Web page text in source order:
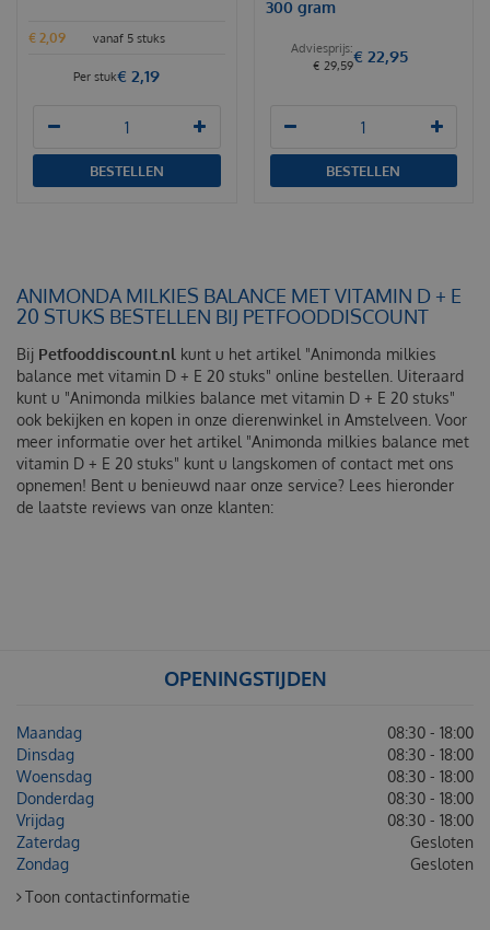
vanaf 5 stuks
€ 2 09
€ 2,19
Per stuk
BESTELLEN
300 gram
€ 29,59€ 22,95
BESTELLEN
ANIMONDA MILKIES BALANCE MET VITAMIN D + E
20 STUKS BESTELLEN BIJ PETFOODDISCOUNT
Bij Petfooddiscount.nl kunt u het artikel "Animonda milkies
balance met vitamin D + E 20 stuks" online bestellen. Uiteraard
kunt u "Animonda milkies balance met vitamin D + E 20 stuks"
ook bekijken en kopen in onze dierenwinkel in Amstelveen. Voor
meer informatie over het artikel "Animonda milkies balance met
vitamin D + E 20 stuks" kunt u langskomen of contact met ons
opnemen! Bent u benieuwd naar onze service? Lees hieronder
de laatste reviews van onze klanten:
OPENINGSTIJDEN
Maandag
08:30 - 18:00
Dinsdag
08:30 - 18:00
Woensdag
08:30 - 18:00
Donderdag
08:30 - 18:00
Vrijdag
08:30 - 18:00
Zaterdag
Gesloten
Zondag
Gesloten
Toon contactinformatie